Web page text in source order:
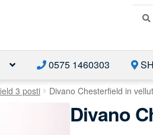
0575 1460303
3 posti Divano Chesterfield in
Divano